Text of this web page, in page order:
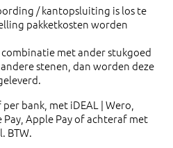
/ kantopsluiting is los te
pakketkosten worden
met ander stukgoed
stenen, dan worden deze
bank, met iDEAL | Wero,
Apple Pay of achteraf met
BTW.